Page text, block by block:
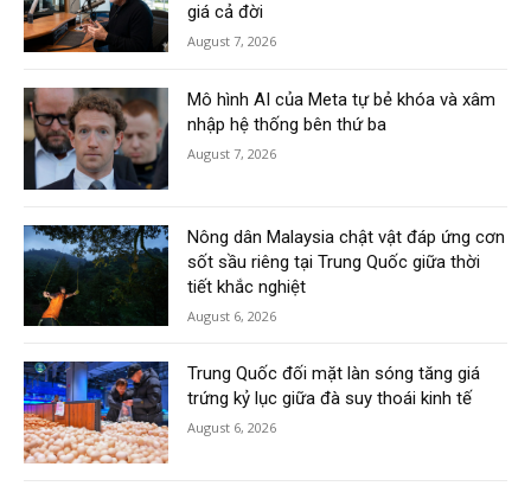
giá cả đời
August 7, 2026
Mô hình AI của Meta tự bẻ khóa và xâm
nhập hệ thống bên thứ ba
August 7, 2026
Nông dân Malaysia chật vật đáp ứng cơn
sốt sầu riêng tại Trung Quốc giữa thời
tiết khắc nghiệt
August 6, 2026
Trung Quốc đối mặt làn sóng tăng giá
trứng kỷ lục giữa đà suy thoái kinh tế
August 6, 2026